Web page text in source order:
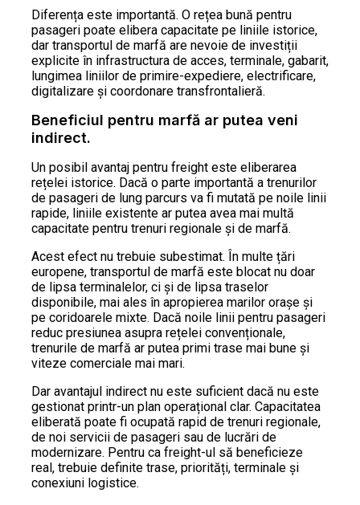
Diferența este importantă. O rețea bună pentru
pasageri poate elibera capacitate pe liniile istorice,
dar transportul de marfă are nevoie de investiții
explicite în infrastructura de acces, terminale, gabarit,
lungimea liniilor de primire-expediere, electrificare,
digitalizare și coordonare transfrontalieră.
Beneficiul pentru marfă ar putea veni
indirect.
Un posibil avantaj pentru freight este eliberarea
rețelei istorice. Dacă o parte importantă a trenurilor
de pasageri de lung parcurs va fi mutată pe noile linii
rapide, liniile existente ar putea avea mai multă
capacitate pentru trenuri regionale și de marfă.
Acest efect nu trebuie subestimat. În multe țări
europene, transportul de marfă este blocat nu doar
de lipsa terminalelor, ci și de lipsa traselor
disponibile, mai ales în apropierea marilor orașe și
pe coridoarele mixte. Dacă noile linii pentru pasageri
reduc presiunea asupra rețelei convenționale,
trenurile de marfă ar putea primi trase mai bune și
viteze comerciale mai mari.
Dar avantajul indirect nu este suficient dacă nu este
gestionat printr-un plan operațional clar. Capacitatea
eliberată poate fi ocupată rapid de trenuri regionale,
de noi servicii de pasageri sau de lucrări de
modernizare. Pentru ca freight-ul să beneficieze
real, trebuie definite trase, priorități, terminale și
conexiuni logistice.